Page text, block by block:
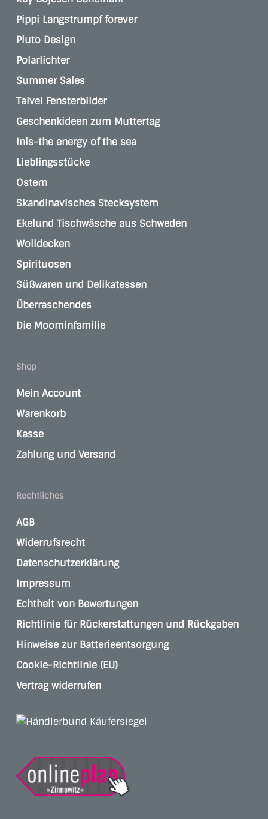
Pippi Langstrumpf forever
Pluto Design
Polarlichter
Summer Sales
Talvel Fensterbilder
Geschenkideen zum Muttertag
Inis-the energy of the sea
Lieblingsstücke
Ostern
Skandinavisches Stecksystem
Ekelund Tischwäsche aus Schweden
Wolldecken
Spirituosen
Süßwaren und Delikatessen
Überraschendes
Die Moominfamilie
Shop
Mein Account
Warenkorb
Kasse
Zahlung und Versand
Rechtliches
AGB
Widerrufsrecht
Datenschutzerklärung
Impressum
Echtheit von Bewertungen
Richtlinie für Rückerstattungen und Rückgaben
Hinweise zur Batterieentsorgung
Cookie-Richtlinie (EU)
Vertrag widerrufen